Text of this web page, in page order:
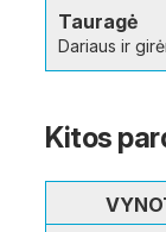
Tauragė
Dariaus ir
Kitos